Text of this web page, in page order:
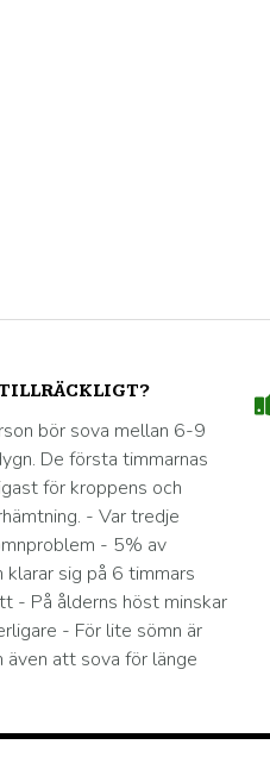
bör sova mellan 6-9
De första timmarnas
för kroppens och
- Var tredje
- 5% av
klarar sig på 6 timmars
- På ålderns höst minskar
- För lite sömn är
även att sova för länge